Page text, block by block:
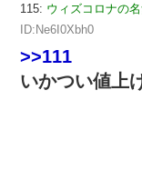
115: ウィズコロナの
ID:Ne6I0Xbh0
>>111
いかつい値上